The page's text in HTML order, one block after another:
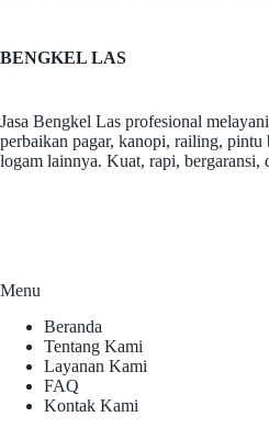
BENGKEL LAS
Jasa Bengkel Las profesional
perbaikan pagar, kanopi, railing, pintu
logam lainnya. Kuat, rapi, bergaransi,
Menu
Beranda
Tentang Kami
Layanan Kami
FAQ
Kontak Kami